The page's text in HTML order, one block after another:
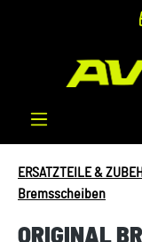
Zum Hauptinhalt
ERSATZTEILE &
Bremsscheiben
ORIGINAL